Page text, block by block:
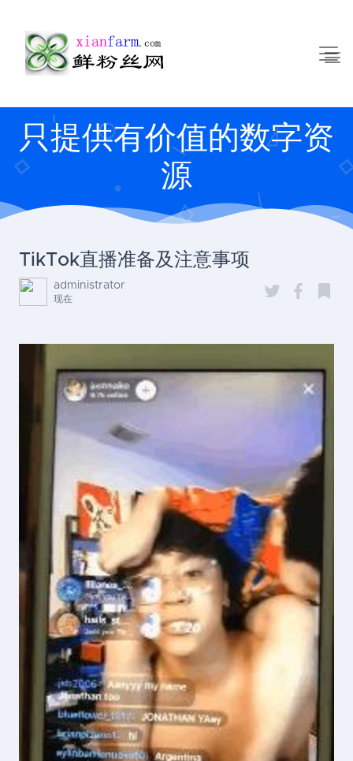
只提供有价值的数字资
源
TikTok直播准备及注意事项
administrator
现在